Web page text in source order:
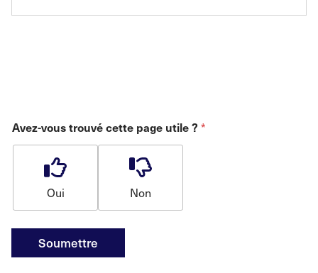
Avez-vous trouvé cette page utile ? *
Oui Non
Soumettre